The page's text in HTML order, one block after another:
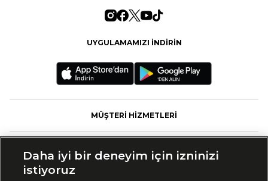
UYGULAMAMIZI İNDİRİN
MÜŞTERİ HİZMETLERİ
Daha iyi bir deneyim için izninizi
istiyoruz